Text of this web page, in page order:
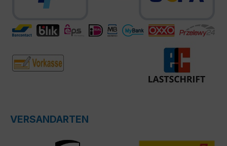
VERSANDARTEN